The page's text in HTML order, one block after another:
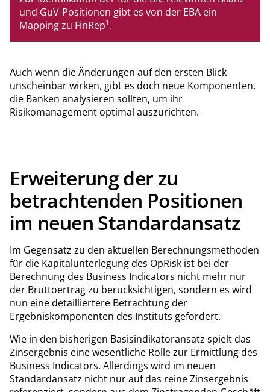
und GuV-Positionen gibt es von der EBA ein
Mapping zu FinRep1.
Auch wenn die Änderungen auf den ersten Blick
unscheinbar wirken, gibt es doch neue Komponenten,
die Banken analysieren sollten, um ihr
Risikomanagement optimal auszurichten.
Erweiterung der zu
betrachtenden Positionen
im neuen Standardansatz
Im Gegensatz zu den aktuellen Berechnungsmethoden
für die Kapitalunterlegung des OpRisk ist bei der
Berechnung des Business Indicators nicht mehr nur
der Bruttoertrag zu berücksichtigen, sondern es wird
nun eine detailliertere Betrachtung der
Ergebniskomponenten des Instituts gefordert.
Wie in den bisherigen Basisindikatoransatz spielt das
Zinsergebnis eine wesentliche Rolle zur Ermittlung des
Business Indicators. Allerdings wird im neuen
Standardansatz nicht nur auf das reine Zinsergebnis